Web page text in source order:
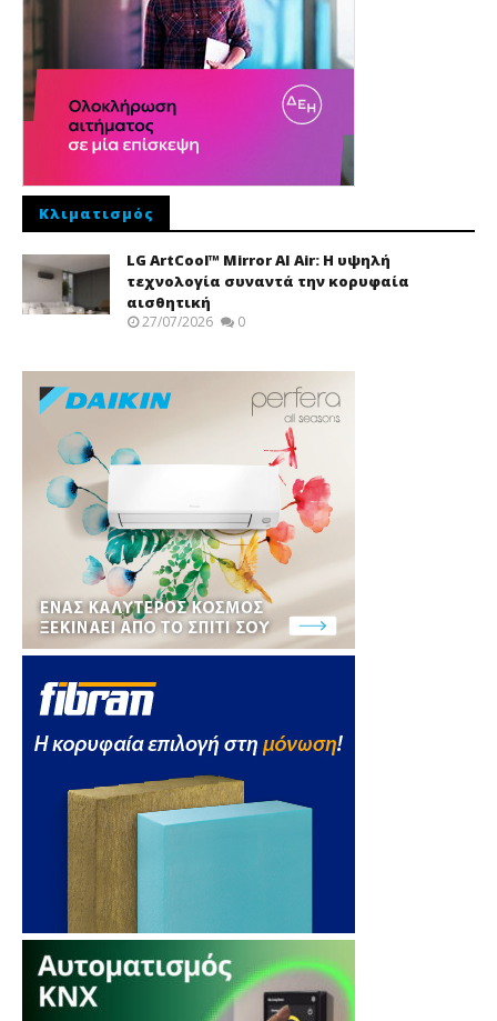
Κλιματισμός
LG ArtCool™ Mirror AI Air: Η υψηλή
τεχνολογία συναντά την κορυφαία
αισθητική
27/07/2026 0